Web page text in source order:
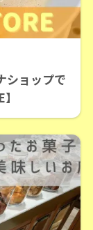
ショップで